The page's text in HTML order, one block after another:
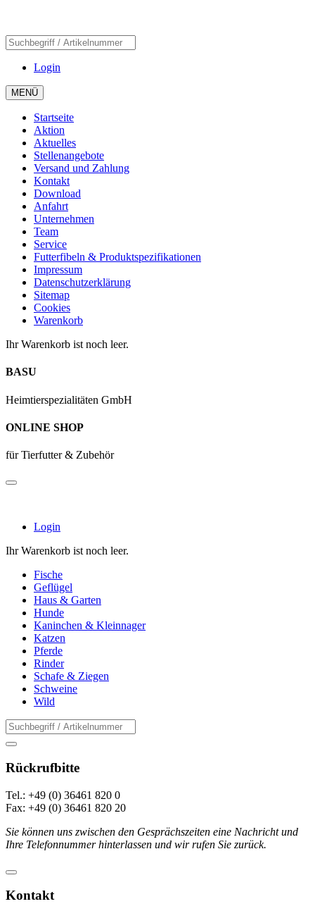
Login
MENÜ
Startseite
Aktion
Aktuelles
Stellenangebote
Versand und Zahlung
Kontakt
Download
Anfahrt
Unternehmen
Team
Service
Futterfibeln & Produktspezifikationen
Impressum
Datenschutzerklärung
Sitemap
Cookies
Warenkorb
Ihr Warenkorb ist noch leer.
BASU
Heimtierspezialitäten GmbH
ONLINE SHOP
für Tierfutter & Zubehör
Login
Ihr Warenkorb ist noch leer.
Fische
Geflügel
Haus & Garten
Hunde
Kaninchen & Kleinnager
Katzen
Pferde
Rinder
Schafe & Ziegen
Schweine
Wild
Rückrufbitte
Tel.: +49 (0) 36461 820 0
Fax: +49 (0) 36461 820 20
Sie können uns zwischen den Gesprächszeiten eine Nachricht und
Ihre Telefonnummer hinterlassen und wir rufen Sie zurück.
Kontakt